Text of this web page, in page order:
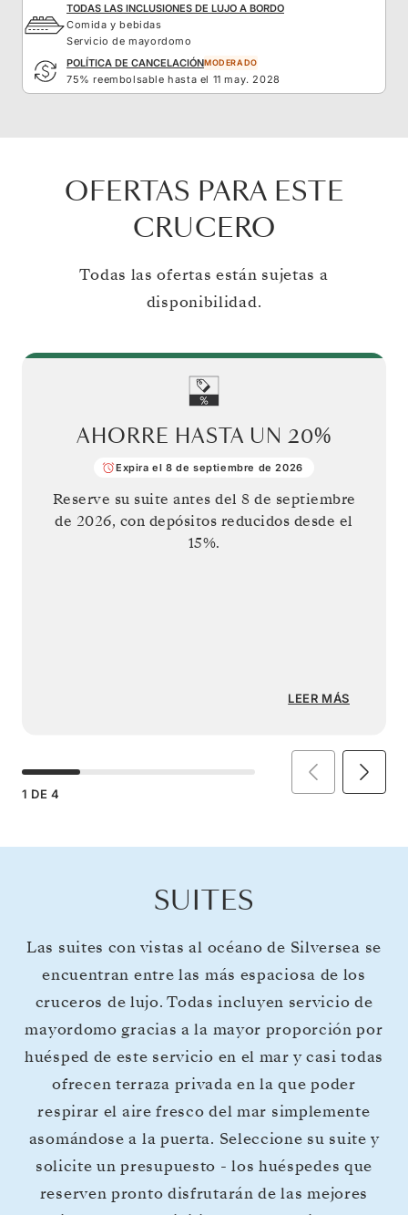
TODAS LAS INCLUSIONES DE LUJO A BORDO
Comida y bebidas
Servicio de mayordomo
POLÍTICA DE CANCELACIÓNMODERADO
75% reembolsable hasta el 11 may. 2028
OFERTAS PARA ESTE
CRUCERO
Todas las ofertas están sujetas a
disponibilidad.
AHORRE HASTA UN 20%
Expira el 8 de septiembre de 2026
Reserve su suite antes del 8 de septiembre
de 2026, con depósitos reducidos desde el
15%.
LEER MÁS
1 DE 4
SUITES
Las suites con vistas al océano de Silversea se
encuentran entre las más espaciosa de los
cruceros de lujo. Todas incluyen servicio de
mayordomo gracias a la mayor proporción por
huésped de este servicio en el mar y casi todas
ofrecen terraza privada en la que poder
respirar el aire fresco del mar simplemente
asomándose a la puerta. Seleccione su suite y
solicite un presupuesto - los huéspedes que
reserven pronto disfrutarán de las mejores